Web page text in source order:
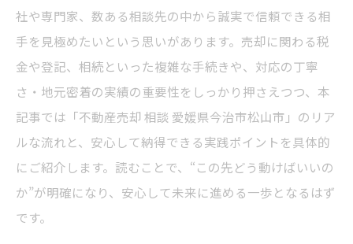
社や専門家、数ある相談先の中から誠実で信頼できる相
手を見極めたいという思いがあります。売却に関わる税
金や登記、相続といった複雑な手続きや、対応の丁寧
さ・地元密着の実績の重要性をしっかり押さえつつ、本
記事では「不動産売却 相談 愛媛県今治市松山市」のリア
ルな流れと、安心して納得できる実践ポイントを具体的
にご紹介します。読むことで、“この先どう動けばいいの
か”が明確になり、安心して未来に進める一歩となるはず
です。